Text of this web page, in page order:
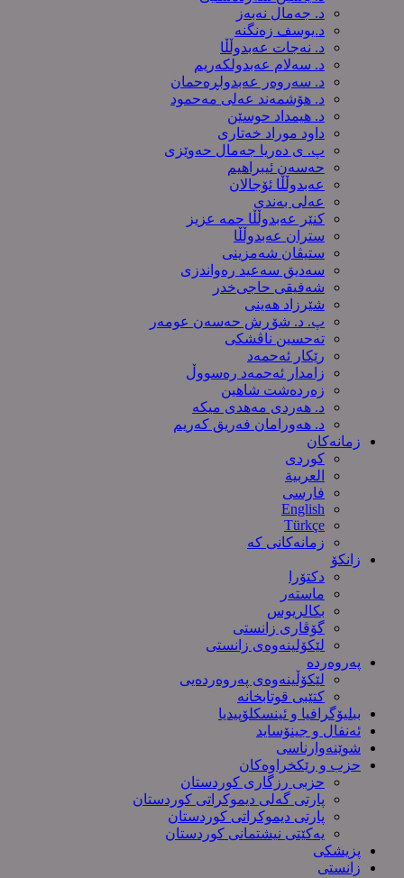
د. جەمال نەبەز
د.یوسف زه‌نگنه‌
د. نەجات عەبدوڵڵا
د. سەلام عەبدولكەریم
د. سەروەر عەبدولڕەحمان
د. هۆشمەند عەلی مەحمود
د. هیمداد حوسێن
داود موراد خەتاری
پ. ی دەریا جەمال حەوێزی
حەسەن ئیبراهیم
عەبدوڵڵا ئۆجالان
عەلی بەندی
کنێر عەبدوڵڵا حمە عزیز
ستران عەبدوڵڵا
ستیڤان شەمزینی
سەدیق سەعید رەواندزی
شه‌فیقی حاجی‌خدر
شێرزاد هەینی
پ. د. شۆڕش حەسەن عومەر
تەحسین ناڤشکی
رێکار ئەحمەد
زامدار ئەحمەد رەسووڵ
زه‌رده‌شت شاهین
د. هەردی مەهدی میکە
د. هەورامان فەریق كەریم
زمانەکان
کوردی
العربیة
فارسی
English
Türkçe
زمانەکانی کە
زانکۆ
دکتۆرا
ماستەر
بکالریوس
گۆڤاری زانستی
لێکۆلینەوەی زانستی
پەروەردە
لێکۆڵینەوەی پەروەردەیی
کتێبی قوتابخانە
ببلیۆگرافیا و ئینسکلۆپیدیا
ئەنفال و جینۆساید
شوێنەوارناسی
حزب و رێکخراوەکان
حزبی رزگاری کوردستان
پارتی گەلی دیموکراتی کوردستان
پارتی دیموکراتی کوردستان
یەکێتی نیشتمانی کوردستان
پزیشکی
زانستی